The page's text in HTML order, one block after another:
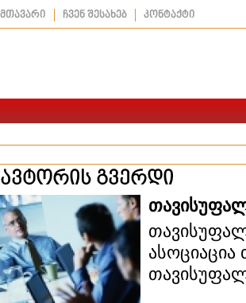
მთავარი ჩვენ შესახებ კონტაქტი
ავტორის გვერდი
ასოციაცია